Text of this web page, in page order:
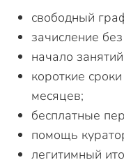
свободный
зачисление
начало
короткие
месяцев;
бесплатные
помощь
легитимный